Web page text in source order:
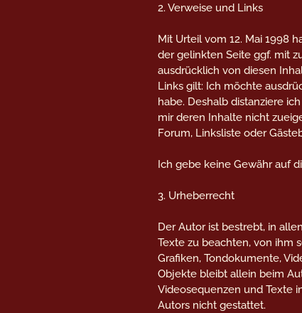
2. Verweise und Links
Mit Urteil vom 12. Mai 1998
der gelinkten Seite ggf. mit
ausdrücklich von diesen
Links gilt: Ich möchte
habe. Deshalb distanziere
mir deren Inhalte nicht
Forum, Linksliste oder
Ich gebe keine Gewähr auf
3. Urheberrecht
Der Autor ist bestrebt, in
Texte zu beachten, von ihm
Grafiken, Tondokumente,
Objekte bleibt allein beim
Videosequenzen und Texte
Autors nicht gestattet.